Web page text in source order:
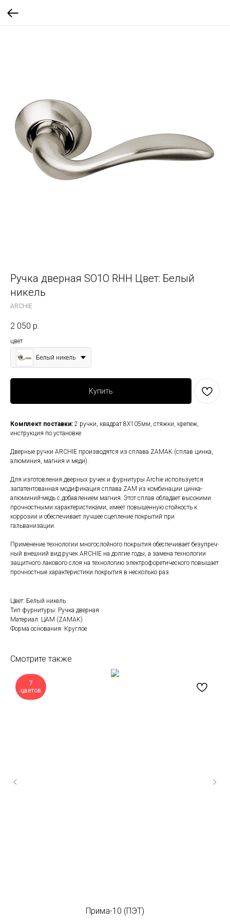
Ручка дверная SO1O RHH Цвет: Белый
никель
ARCHIE
2 050 р.
цвет
Белый никель
Купить
Комплект поставки: 2 ручки, квадрат 8Х105мм, стяжки, крепеж,
инструкция по установке
Дверные ручки ARCHIE производятся из сплава ZAMAK (сплав цинка,
алюминия, магния и меди).
Для изготовления дверных ручек и фурнитуры Archie используется
запатентованная модификация сплава ZAM из комбинации цинка-
алюминий-медь с добавлением магния. Этот сплав обладает высокими
прочностными характеристиками, имеет повышенную стойкость к
коррозии и обеспечивает лучшее сцепление покрытий при
гальванизации.
Применение технологии многослойного покрытия обеспечивает безупреч-
ный внешний вид ручек ARCHIE на долгие годы, а замена технологии
защитного лакового слоя на технологию электрофоретического повышает
прочностные характеристики покрытия в несколько раз.
Цвет: Белый никель
Тип фурнитуры: Ручка дверная
Материал: ЦАМ (ZAMAK)
Форма основания: Круглое
Смотрите также
7
цветов
Прима-10 (ПЭТ)